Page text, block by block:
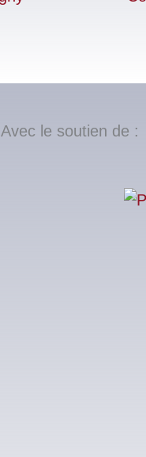
Avec le soutien de :